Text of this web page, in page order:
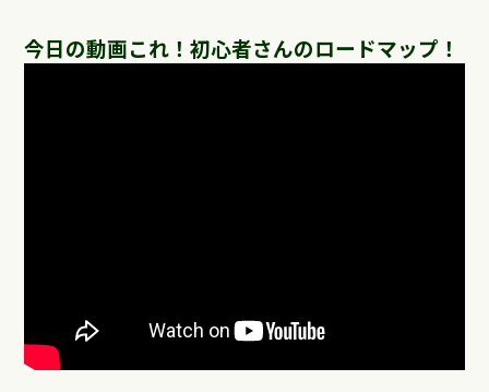
今日の動画これ！初心者さんのロードマップ！